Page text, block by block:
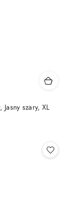
szary, XL